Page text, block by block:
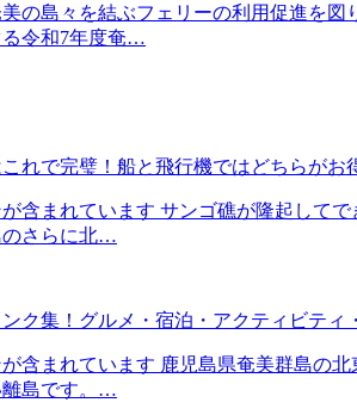
の島々を結ぶフェリーの利用促進を
る令和7年度奄…
れで完璧！船と飛行機ではどちらがお
含まれています サンゴ礁が隆起して
のさらに北…
ク集！グルメ・宿泊・アクティビティ
含まれています 鹿児島県奄美群島の
離島です。…